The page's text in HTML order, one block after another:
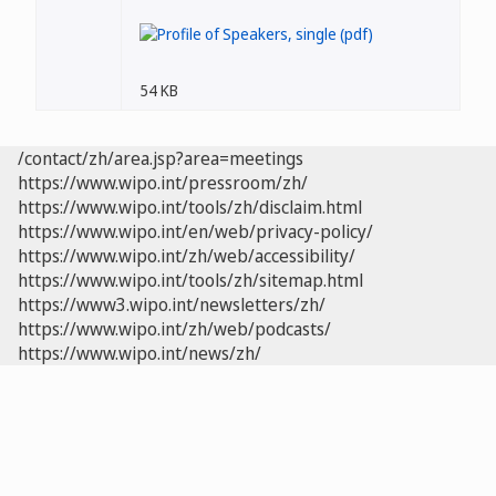
54 KB
/contact/zh/area.jsp?area=meetings
https://www.wipo.int/pressroom/zh/
https://www.wipo.int/tools/zh/disclaim.html
https://www.wipo.int/en/web/privacy-policy/
https://www.wipo.int/zh/web/accessibility/
https://www.wipo.int/tools/zh/sitemap.html
https://www3.wipo.int/newsletters/zh/
https://www.wipo.int/zh/web/podcasts/
https://www.wipo.int/news/zh/